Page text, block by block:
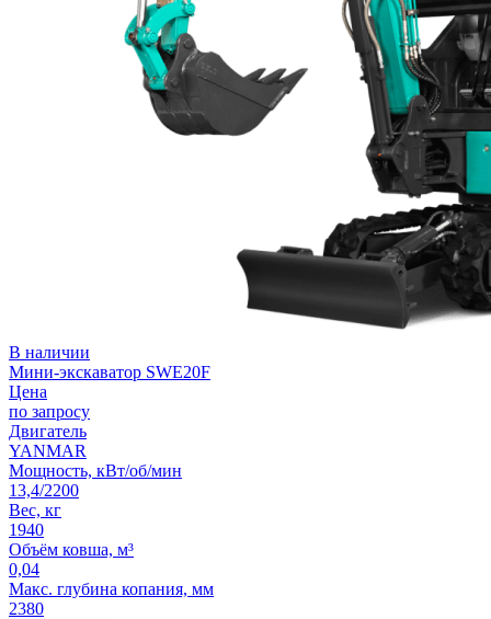
В наличии
Мини-экскаватор SWE20F
Цена
по запросу
Двигатель
YANMAR
Мощность, кВт/об/мин
13,4/2200
Вес, кг
1940
Объём ковша, м³
0,04
Макс. глубина копания, мм
2380